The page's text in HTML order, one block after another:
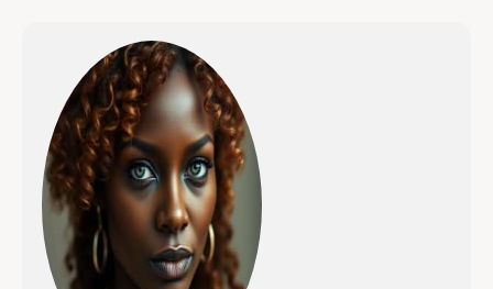
produit 1: Résistant à
l'eau jusqu'à 50 m:
portable tout en
nageant dans l'eau peu
profonde produit 2:
42mm taille du boîtier,
22mm largeur du
bracelet, cristal minéral,
mouvement